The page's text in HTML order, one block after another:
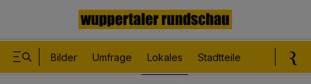
Bilder Umfrage Lokales Stadtteile